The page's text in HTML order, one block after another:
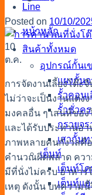
Line
หน้าหลัก
สินค้าทั้งหมด
อุปกรณ์กั้นเ
แผงกั้น
รั้วคอน
รั้วชั่วค
กรวยจร
เสากั้นท
เต็นท์
เต็นท์โด
เต็นท์แอ
Posted on 10/10/
10
ต.ค.
การจัดงานเลี้ยงโต๊ะ
ไม่ว่าจะเป็นงานแต่ง
มงคลอื่น ๆ เสน่ห์ขอ
และได้รับประทานอ
ภาพหลายคนกังวลคือ
คำนวณผิดพลาด ควา
มีที่นั่งไม่ครบ อาหาร
เหตุ ดังนั้น บทความนี้